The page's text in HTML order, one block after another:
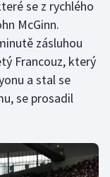
se z rychlého
McGinn.
zásluhou
Francouz, který
a stal se
se prosadil